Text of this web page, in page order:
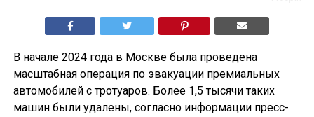
В начале 2024 года в Москве была проведена
масштабная операция по эвакуации премиальных
автомобилей с тротуаров. Более 1,5 тысячи таких
машин были удалены, согласно информации пресс-